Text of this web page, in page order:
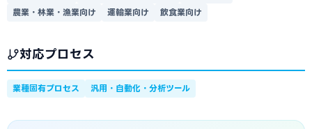
農業・林業・漁業向け
運輸業向け 飲食業向け
対応プロセス
業種固有プロセス 汎用・自動化・分析ツール